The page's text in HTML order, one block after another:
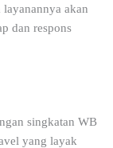
akan
dan respons
singkatan WB
yang layak